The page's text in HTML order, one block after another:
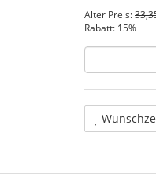
Alter Preis:
Rabatt: 15%